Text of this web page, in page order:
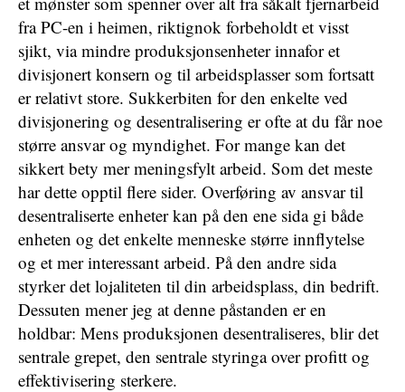
fra PC-en i heimen, riktignok forbeholdt et visst
sjikt, via mindre produksjonsenheter innafor et
divisjonert konsern og til arbeidsplasser som fortsatt
er relativt store. Sukkerbiten for den enkelte ved
divisjonering og desentralisering er ofte at du får noe
større ansvar og myndighet. For mange kan det
sikkert bety mer meningsfylt arbeid. Som det meste
har dette opptil flere sider. Overføring av ansvar til
desentraliserte enheter kan på den ene sida gi både
enheten og det enkelte menneske større innflytelse
og et mer interessant arbeid. På den andre sida
styrker det lojaliteten til din arbeidsplass, din bedrift.
Dessuten mener jeg at denne påstanden er en
holdbar: Mens produksjonen desentraliseres, blir det
sentrale grepet, den sentrale styringa over profitt og
effektivisering sterkere.